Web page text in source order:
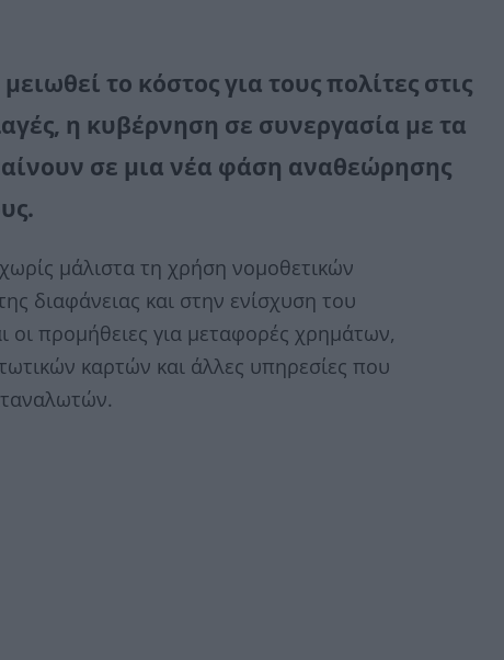
το κόστος για τους πολίτες στις
η κυβέρνηση σε συνεργασία με τα
σε μια νέα φάση αναθεώρησης
μάλιστα τη χρήση νομοθετικών
διαφάνειας και στην ενίσχυση του
οι προμήθειες για μεταφορές χρημάτων,
καρτών και άλλες υπηρεσίες που